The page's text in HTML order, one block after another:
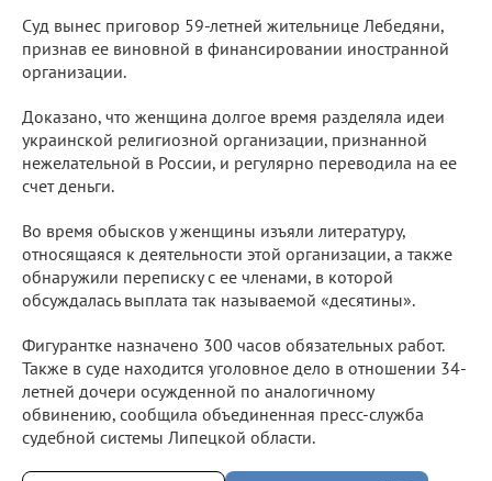
Суд вынес приговор 59-летней жительнице Лебедяни,
признав ее виновной в финансировании иностранной
организации.
Доказано, что женщина долгое время разделяла идеи
украинской религиозной организации, признанной
нежелательной в России, и регулярно переводила на ее
счет деньги.
Во время обысков у женщины изъяли литературу,
относящаяся к деятельности этой организации, а также
обнаружили переписку с ее членами, в которой
обсуждалась выплата так называемой «десятины».
Фигурантке назначено 300 часов обязательных работ.
Также в суде находится уголовное дело в отношении 34-
летней дочери осужденной по аналогичному
обвинению, сообщила объединенная пресс-служба
судебной системы Липецкой области.